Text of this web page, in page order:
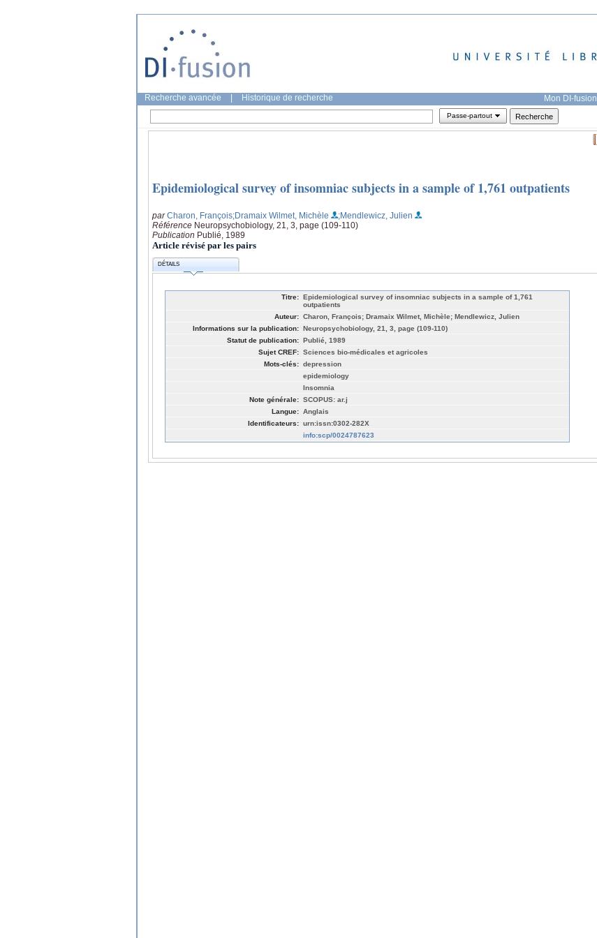
Recherche avancée Historique de recherche Mon DI-fusion
Passe-partout
Epidemiological survey of insomniac subjects in a sample of 1,761 outpatients
parCharon, François;Dramaix Wilmet, Michèle
;Mendlewicz, Julien
Référence Neuropsychobiology, 21, 3, page (109-110)
Publication Publié, 1989
Article révisé par les pairs
DÉTAILS
Titre: Epidemiological survey of insomniac subjects in a sample of 1,761
outpatients
Auteur: Charon, François; Dramaix Wilmet, Michèle; Mendlewicz, Julien
Informations sur la publication: Neuropsychobiology, 21, 3, page (109-110)
Statut de publication: Publié, 1989
Sujet CREF: Sciences bio-médicales et agricoles
Mots-clés: depression
epidemiology
Insomnia
Note générale: SCOPUS: ar.j
Langue: Anglais
Identificateurs: urn:issn:0302-282X
info:scp/0024787623